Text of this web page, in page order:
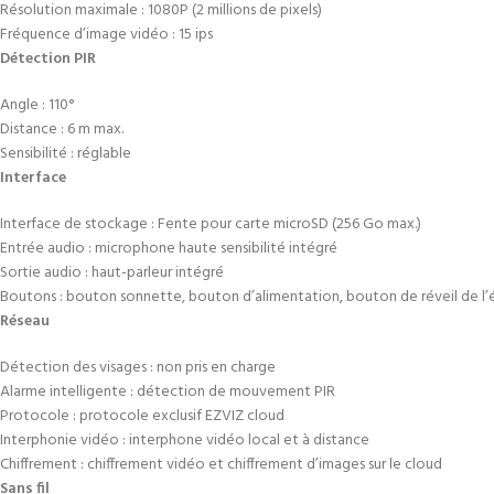
Résolution maximale : 1080P (2 millions de pixels)
Fréquence d’image vidéo : 15 ips
Détection PIR
Angle : 110°
Distance : 6 m max.
Sensibilité : réglable
Interface
Interface de stockage : Fente pour carte microSD (256 Go max.)
Entrée audio : microphone haute sensibilité intégré
Sortie audio : haut-parleur intégré
Boutons : bouton sonnette, bouton d’alimentation, bouton de réveil de
Réseau
Détection des visages : non pris en charge
Alarme intelligente : détection de mouvement PIR
Protocole : protocole exclusif EZVIZ cloud
Interphonie vidéo : interphone vidéo local et à distance
Chiffrement : chiffrement vidéo et chiffrement d’images sur le cloud